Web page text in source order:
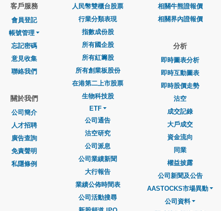
客戶服務
會員登記
帳號管理
忘記密碼
意見收集
聯絡我們
關於我們
公司簡介
人才招聘
廣告查詢
免責聲明
私隱條例
人民幣雙櫃台股票
行業分類表現
指數成份股
所有國企股
所有紅籌股
所有創業板股份
在港第二上市股票
生物科技股
ETF
公司通告
沽空研究
公司派息
公司業績新聞
大行報告
業績公佈時間表
公司活動搜尋
相關牛熊證報價
相關界內證報價
分析
即時圖表分析
即時互動圖表
即時股價走勢
沽空
成交記錄
大戶成交
資金流向
同業
權益披露
公司新聞及公告
AASTOCKS市場異動
公司資料